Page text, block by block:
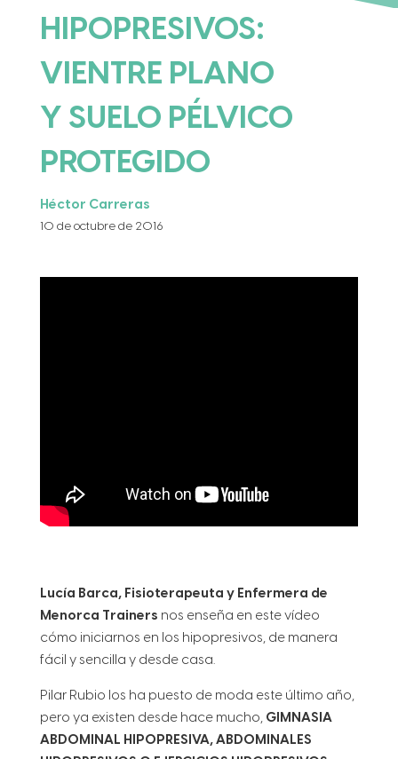
HIPOPRESIVOS:
VIENTRE PLANO
Y SUELO PÉLVICO
PROTEGIDO
Héctor Carreras
10 de octubre de 2016
Lucía Barca, Fisioterapeuta y Enfermera de
Menorca Trainers nos enseña en este vídeo
cómo iniciarnos en los hipopresivos, de manera
fácil y sencilla y desde casa.
Pilar Rubio los ha puesto de moda este último año,
pero ya existen desde hace mucho, GIMNASIA
ABDOMINAL HIPOPRESIVA, ABDOMINALES